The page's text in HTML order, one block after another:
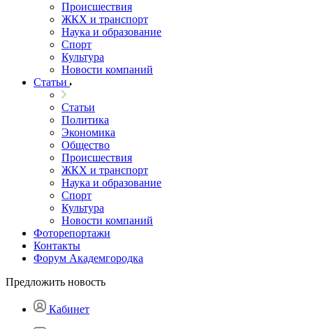
Происшествия
ЖКХ и транспорт
Наука и образование
Спорт
Культура
Новости компаний
Статьи
Статьи
Политика
Экономика
Общество
Происшествия
ЖКХ и транспорт
Наука и образование
Спорт
Культура
Новости компаний
Фоторепортажи
Контакты
Форум Академгородка
Предложить новость
Кабинет